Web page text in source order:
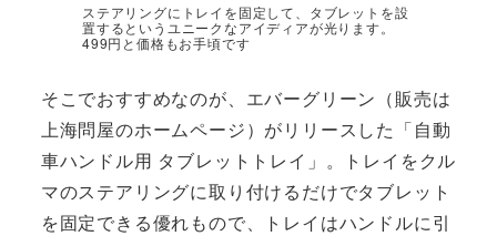
ステアリングにトレイを固定して、タブレットを設
置するというユニークなアイディアが光ります。
499円と価格もお手頃です
そこでおすすめなのが、エバーグリーン（販売は
上海問屋のホームページ）がリリースした「自動
車ハンドル用 タブレットトレイ」。トレイをクル
マのステアリングに取り付けるだけでタブレット
を固定できる優れもので、トレイはハンドルに引